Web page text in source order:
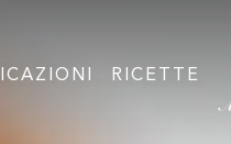
RICETTE